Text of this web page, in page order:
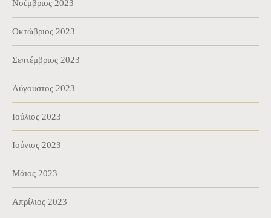
Νοέμβριος 2023
Οκτώβριος 2023
Σεπτέμβριος 2023
Αύγουστος 2023
Ιούλιος 2023
Ιούνιος 2023
Μάιος 2023
Απρίλιος 2023